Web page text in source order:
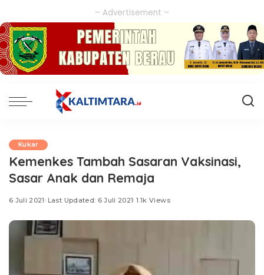
– Advertisement –
Kukar
Kemenkes Tambah Sasaran Vaksinasi,
Sasar Anak dan Remaja
6 Juli 2021 Last Updated: 6 Juli 2021 1.1k Views